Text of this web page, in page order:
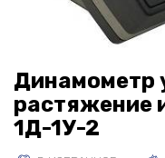
Динамометр
растяжение
1Д-1У-2